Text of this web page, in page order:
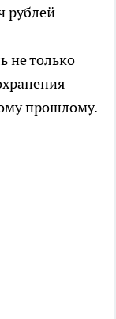
рублей
не только
прошлому.